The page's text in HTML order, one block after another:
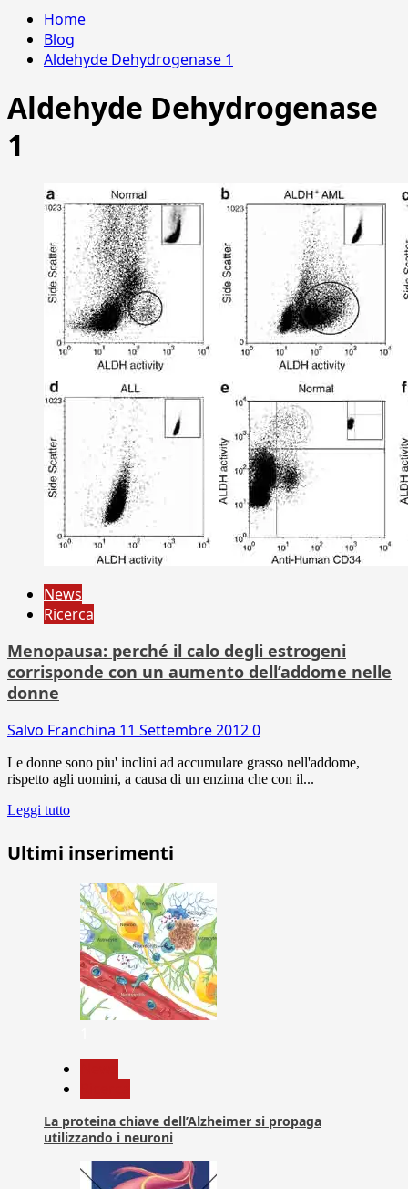
Home
Blog
Aldehyde Dehydrogenase 1
Aldehyde Dehydrogenase
1
News
Ricerca
Menopausa: perché il calo degli estrogeni
corrisponde con un aumento dell’addome nelle
donne
Salvo Franchina 11 Settembre 20120
Le donne sono piu' inclini ad accumulare grasso nell'addome,
rispetto agli uomini, a causa di un enzima che con il...
Leggi tutto
Ultimi inserimenti
La proteina chiave dell’Alzheimer si propaga
utilizzando i neuroni